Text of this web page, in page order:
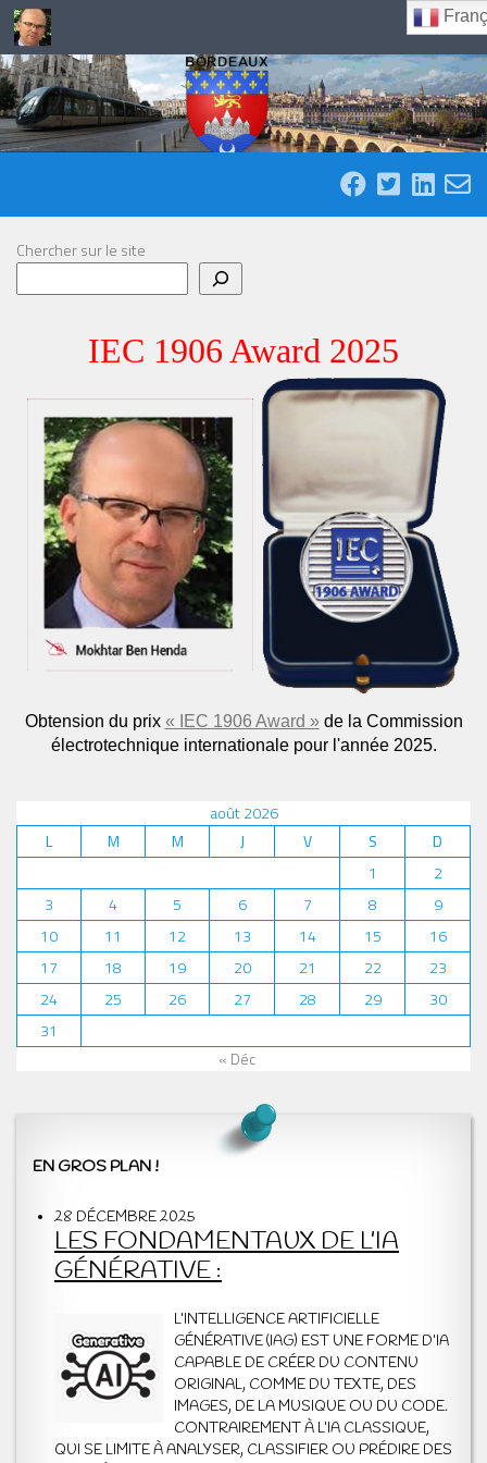
Skip to content
Chercher sur le site
IEC 1906 Award 2025
Obtension du prix « IEC 1906 Award »de la Commission
électrotechnique internationale pour l'année 2025.
août 2026
L
M M J V S
D
1
2
3
4 5 6 7 8
9
10
11 12 13 14 15
16
17
18 19 20 21 22
23
24
25 26 27 28 29
30
31
« Déc
EN GROS PLAN !
28 DÉCEMBRE 2025
LES FONDAMENTAUX DE L’IA
GÉNÉRATIVE :
L’INTELLIGENCE ARTIFICIELLE
GÉNÉRATIVE (IAG) EST UNE FORME D’IA
CAPABLE DE CRÉER DU CONTENU
ORIGINAL, COMME DU TEXTE, DES
IMAGES, DE LA MUSIQUE OU DU CODE.
CONTRAIREMENT À L’IA CLASSIQUE,
QUI SE LIMITE À ANALYSER, CLASSIFIER OU PRÉDIRE DES